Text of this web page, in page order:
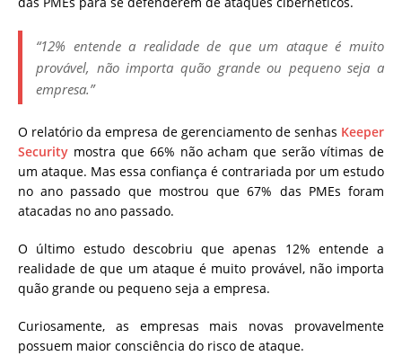
“12% entende a realidade de que um ataque é muito
provável, não importa quão grande ou pequeno seja a
empresa.”
O relatório da empresa de gerenciamento de senhas Keeper
Security mostra que 66% não acham que serão vítimas de
um ataque. Mas essa confiança é contrariada por um estudo
no ano passado que mostrou que 67% das PMEs foram
atacadas no ano passado.
O último estudo descobriu que apenas 12% entende a
realidade de que um ataque é muito provável, não importa
quão grande ou pequeno seja a empresa.
Curiosamente, as empresas mais novas provavelmente
possuem maior consciência do risco de ataque.